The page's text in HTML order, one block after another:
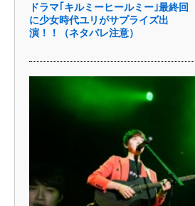
ドラマ｢キルミーヒールミー｣最終回
に少女時代ユリがサプライズ出
演！！（ネタバレ注意）